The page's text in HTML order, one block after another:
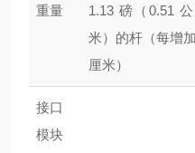
重量
1.13 磅（0.51
米）的杆（每增
厘米）
接口
模块